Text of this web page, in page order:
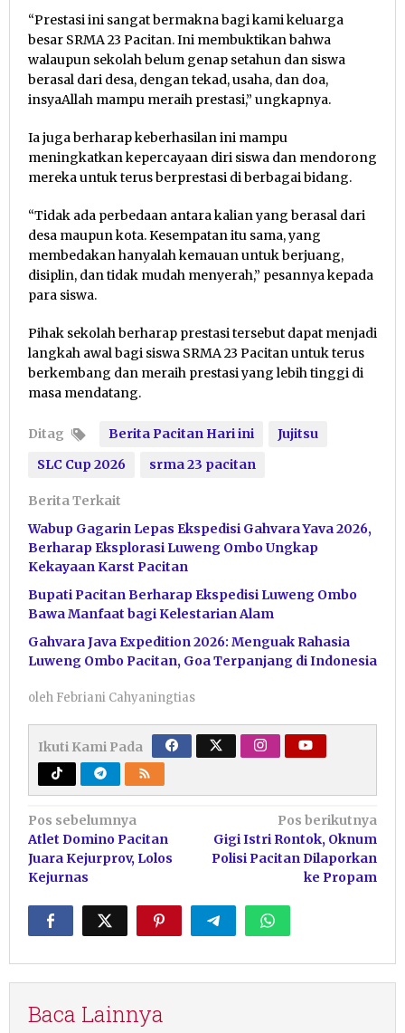
“Prestasi ini sangat bermakna bagi kami keluarga
besar SRMA 23 Pacitan. Ini membuktikan bahwa
walaupun sekolah belum genap setahun dan siswa
berasal dari desa, dengan tekad, usaha, dan doa,
insyaAllah mampu meraih prestasi,” ungkapnya.
Ia juga berharap keberhasilan ini mampu
meningkatkan kepercayaan diri siswa dan mendorong
mereka untuk terus berprestasi di berbagai bidang.
“Tidak ada perbedaan antara kalian yang berasal dari
desa maupun kota. Kesempatan itu sama, yang
membedakan hanyalah kemauan untuk berjuang,
disiplin, dan tidak mudah menyerah,” pesannya kepada
para siswa.
Pihak sekolah berharap prestasi tersebut dapat menjadi
langkah awal bagi siswa SRMA 23 Pacitan untuk terus
berkembang dan meraih prestasi yang lebih tinggi di
masa mendatang.
Ditag Berita Pacitan Hari ini
Jujitsu
SLC Cup 2026
srma 23 pacitan
Berita Terkait
Wabup Gagarin Lepas Ekspedisi Gahvara Yava 2026,
Berharap Eksplorasi Luweng Ombo Ungkap
Kekayaan Karst Pacitan
Bupati Pacitan Berharap Ekspedisi Luweng Ombo
Bawa Manfaat bagi Kelestarian Alam
Gahvara Java Expedition 2026: Menguak Rahasia
Luweng Ombo Pacitan, Goa Terpanjang di Indonesia
oleh Febriani Cahyaningtias
Ikuti Kami Pada
Navigasi
pos
Pos sebelumnya
Atlet Domino Pacitan
Juara Kejurprov, Lolos
Kejurnas
Pos berikutnya
Gigi Istri Rontok, Oknum
Polisi Pacitan Dilaporkan
ke Propam
Baca Lainnya